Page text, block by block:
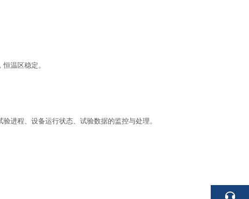
温区稳定。
进程、设备运行状态、试验数据的监控与处理。